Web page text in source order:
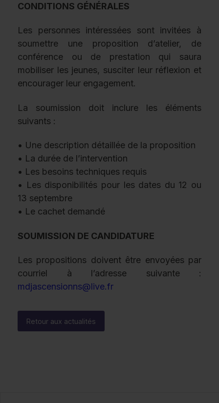
CONDITIONS GÉNÉRALES
Les personnes intéressées sont invitées à
soumettre une proposition d’atelier, de
conférence ou de prestation qui saura
mobiliser les jeunes, susciter leur réflexion et
encourager leur engagement.
La soumission doit inclure les éléments
suivants :
• Une description détaillée de la proposition
• La durée de l’intervention
• Les besoins techniques requis
• Les disponibilités pour les dates du 12 ou
13 septembre
• Le cachet demandé
SOUMISSION DE CANDIDATURE
Les propositions doivent être envoyées par
courriel à l’adresse suivante :
mdjascensionns@live.fr
Retour aux actualités